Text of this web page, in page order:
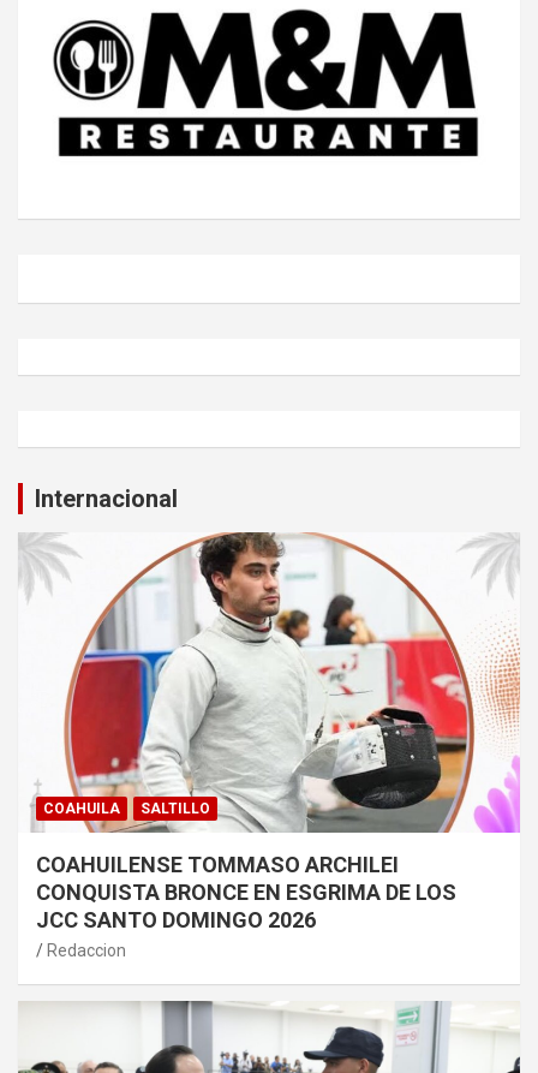
Internacional
COAHUILA SALTILLO
COAHUILENSE TOMMASO ARCHILEI
CONQUISTA BRONCE EN ESGRIMA DE LOS
JCC SANTO DOMINGO 2026
Redaccion